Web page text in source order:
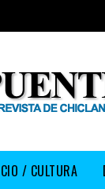
/ CULTURA